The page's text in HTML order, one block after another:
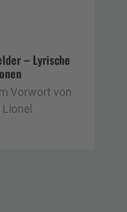
– Lyrische
Vorwort von